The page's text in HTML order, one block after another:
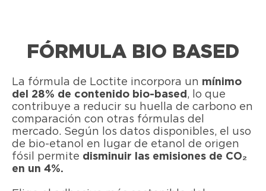
FÓRMULA BIO BASED
La fórmula de Loctite incorpora un mínimo
del 28% de contenido bio-based , lo que
contribuye a reducir su huella de carbono en
comparación con otras fórmulas del
mercado. Según los datos disponibles, el uso
de bio-etanol en lugar de etanol de origen
fósil permite disminuir las emisiones de CO₂
en un 4%.